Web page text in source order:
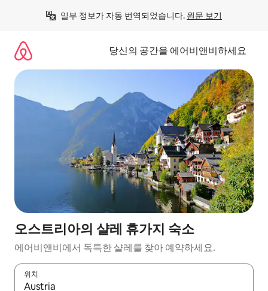
일부 정보가 자동 번역되었습니다. 원문 보기
당신의 공간을 에어비앤비하세요
오스트리아의 샬레 휴가지 숙소
에어비앤비에서 독특한 샬레를 찾아 예약하세요.
위치
결과가 나오면 위·아래 화살표 키를 사용하거나 터치 또는 스와이